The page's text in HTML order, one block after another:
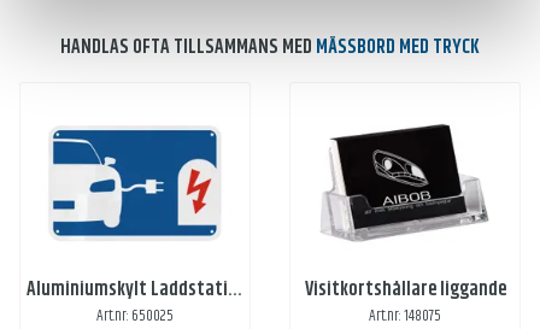
HANDLAS OFTA TILLSAMMANS MED MÄSSBORD MED TRYCK
Aluminiumskylt Laddstation
Art.nr: 650025
Visitkortshållare liggande
Art.nr: 148075